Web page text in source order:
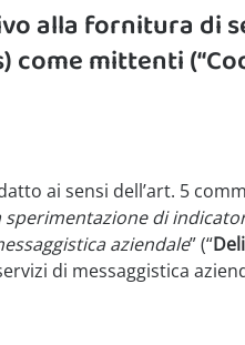
alla fornitura di
mittenti
ai sensi dell’art. 5
di
aziendale” (“
di messaggistica